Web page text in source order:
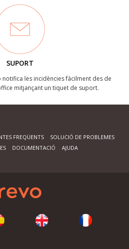
SUPORT
notifica les incidències fàcilment des de
mitjançant un tiquet de suport.
FREQÜENTS
SOLUCIÓ DE PROBLEMES
DOCUMENTACIÓ AJUDA